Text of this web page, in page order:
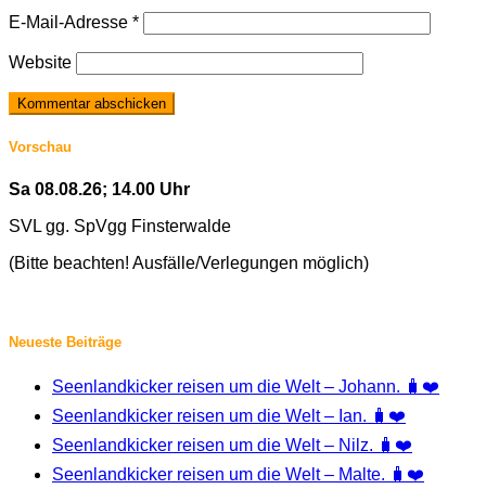
E-Mail-Adresse *
Website
Vorschau
Sa 08.08.26; 14.00 Uhr
SVL gg. SpVgg Finsterwalde
(Bitte beachten! Ausfälle/Verlegungen möglich)
Neueste Beiträge
Seenlandkicker reisen um die Welt – Johann. 🧳❤️
Seenlandkicker reisen um die Welt – Ian. 🧳❤️
Seenlandkicker reisen um die Welt – Nilz. 🧳❤️
Seenlandkicker reisen um die Welt – Malte. 🧳❤️